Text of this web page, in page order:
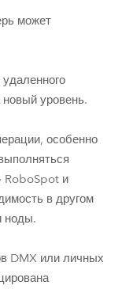
может
уровень.
особенно
RoboSpot и
в другом
ноды.
DMX или личных